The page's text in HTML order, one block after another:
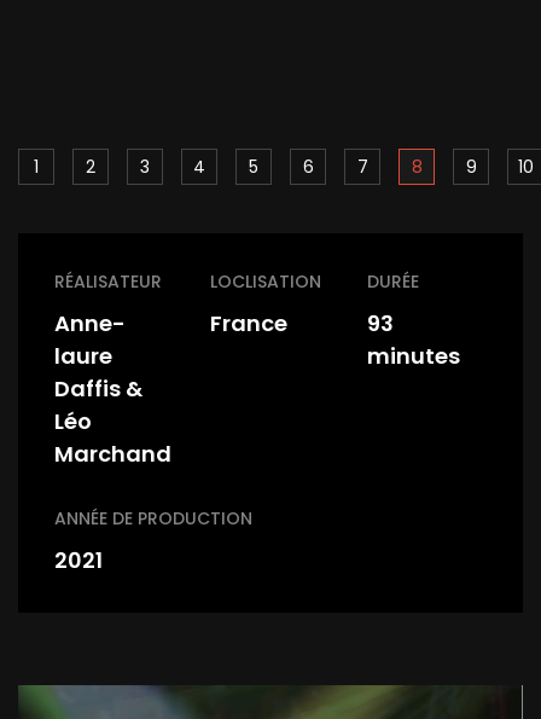
1 2 3 4 5 6 7 8 9 10
RÉALISATEUR
Anne-
laure
Daffis &
Léo
Marchand
LOCLISATION
France
DURÉE
93
minutes
ANNÉE DE PRODUCTION
2021